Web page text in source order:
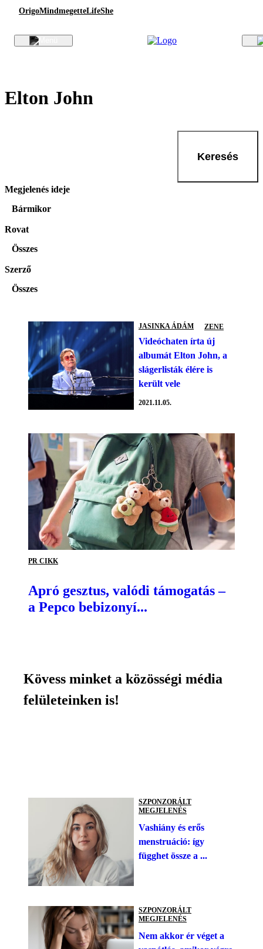
OrigoMindmegetteLifeShe
Elton John
Keresés
Megjelenés ideje
Bármikor
Rovat
Összes
Szerző
Összes
JASINKA ÁDÁM ZENE
Videóchaten írta új
albumát Elton John, a
slágerlisták élére is
került vele
2021.11.05.
PR CIKK
Apró gesztus, valódi támogatás –
a Pepco bebizonyí...
Kövess minket a közösségi média
felületeinken is!
SZPONZORÁLT
MEGJELENÉS
Vashiány és erős
menstruáció: így
függhet össze a ...
SZPONZORÁLT
MEGJELENÉS
Nem akkor ér véget a